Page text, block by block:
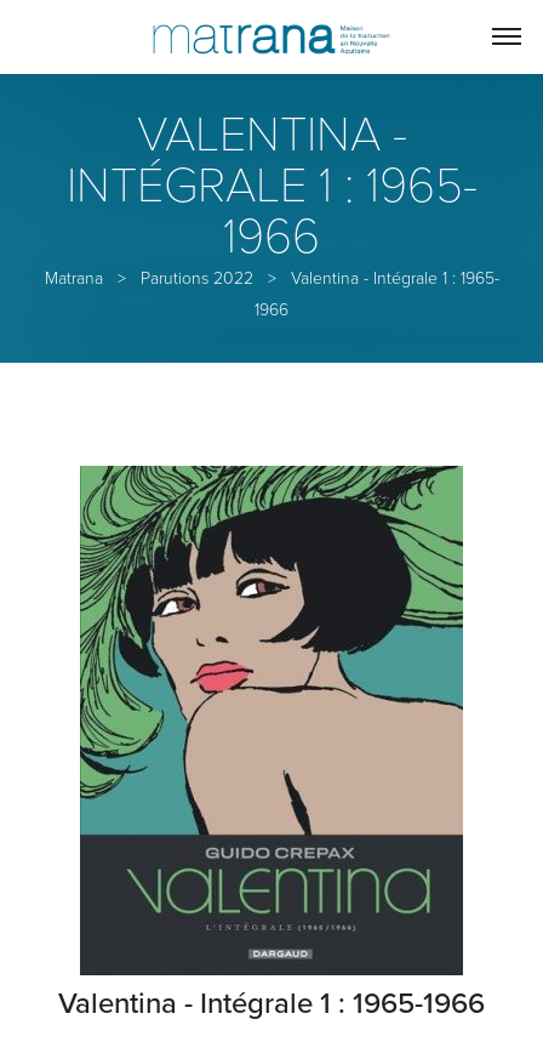
VALENTINA -
INTÉGRALE 1 : 1965-
1966
Matrana> Parutions 2022 >
Valentina - Intégrale 1 : 1965-
1966
Valentina - Intégrale 1 : 1965-1966